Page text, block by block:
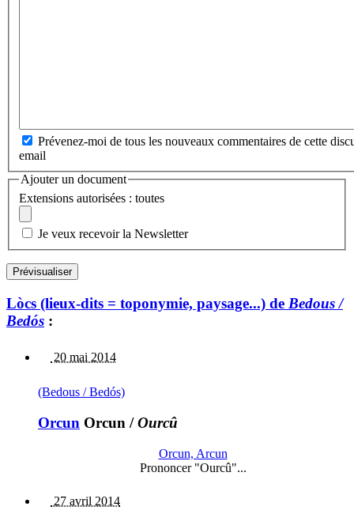
Prévenez-moi de tous les nouveaux commentaires de cette
email
Ajouter un document
Extensions autorisées : toutes
Je veux recevoir la Newsletter
Lòcs (lieux-dits = toponymie, paysage...) de Bedous /
Bedós :
20 mai 2014
(Bedous / Bedós)
Orcun Orcun /Ourcû
Orcun, Arcun
Prononcer "Ourcû"...
27 avril 2014